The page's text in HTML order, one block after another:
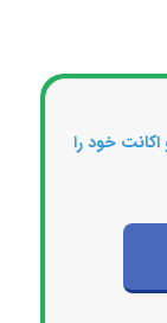
خود را